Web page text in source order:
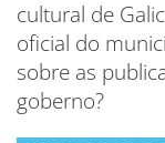
cultural de
oficial do
sobre as
goberno?